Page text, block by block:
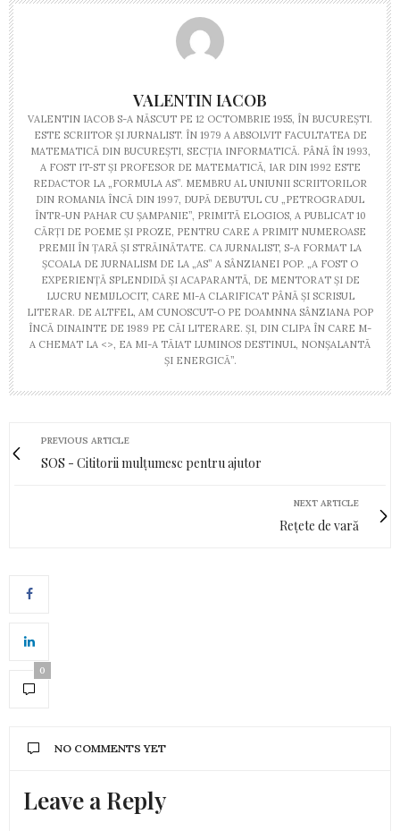
VALENTIN IACOB
VALENTIN IACOB S-A NĂSCUT PE 12 OCTOMBRIE 1955, ÎN BUCUREŞTI.
ESTE SCRIITOR ŞI JURNALIST. ÎN 1979 A ABSOLVIT FACULTATEA DE
MATEMATICĂ DIN BUCUREŞTI, SECŢIA INFORMATICĂ. PÂNĂ ÎN 1993,
A FOST IT-ST ŞI PROFESOR DE MATEMATICĂ, IAR DIN 1992 ESTE
REDACTOR LA „FORMULA AS”. MEMBRU AL UNIUNII SCRIITORILOR
DIN ROMANIA ÎNCĂ DIN 1997, DUPĂ DEBUTUL CU „PETROGRADUL
ÎNTR-UN PAHAR CU ȘAMPANIE”, PRIMITĂ ELOGIOS, A PUBLICAT 10
CĂRȚI DE POEME ȘI PROZE, PENTRU CARE A PRIMIT NUMEROASE
PREMII ÎN ȚARĂ ȘI STRĂINĂTATE. CA JURNALIST, S-A FORMAT LA
ȘCOALA DE JURNALISM DE LA „AS” A SÂNZIANEI POP. „A FOST O
EXPERIENȚĂ SPLENDIDĂ ȘI ACAPARANTĂ, DE MENTORAT ȘI DE
LUCRU NEMIJLOCIT, CARE MI-A CLARIFICAT PÂNĂ ȘI SCRISUL
LITERAR. DE ALTFEL, AM CUNOSCUT-O PE DOAMNNA SÂNZIANA POP
ÎNCĂ DINAINTE DE 1989 PE CĂI LITERARE. ȘI, DIN CLIPA ÎN CARE M-
A CHEMAT LA <>, EA MI-A TĂIAT LUMINOS DESTINUL, NONȘALANTĂ
ȘI ENERGICĂ”.
PREVIOUS ARTICLE
SOS - Cititorii mulțumesc pentru ajutor
NEXT ARTICLE
Rețete de vară
0
NO COMMENTS YET
Leave a Reply